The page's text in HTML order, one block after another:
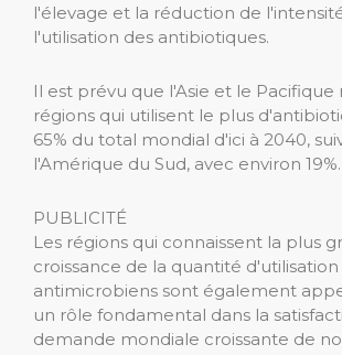
l'élevage et la réduction de
l'utilisation des antibiotiques.
Il est prévu que l'Asie et le Pacifique
régions qui utilisent le plus
65% du total mondial d'ici à 2040,
l'Amérique du Sud, avec environ 19%.
PUBLICITÉ
Les régions qui connaissent la plus
croissance de la quantité d'utilisation
antimicrobiens sont également
un rôle fondamental dans la
demande mondiale croissante de